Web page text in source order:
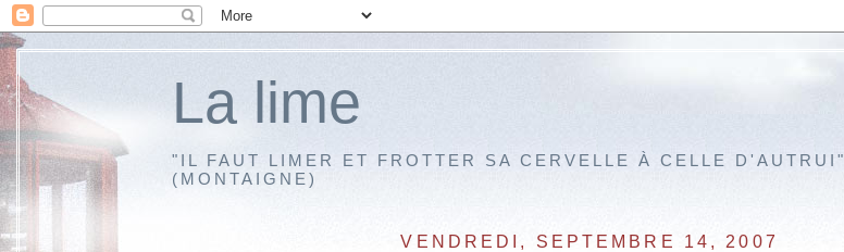
La lime
"IL FAUT LIMER ET FROTTER SA CERVELLE À CELLE D'AUTRUI"
(MONTAIGNE)
VENDREDI, SEPTEMBRE 14, 2007